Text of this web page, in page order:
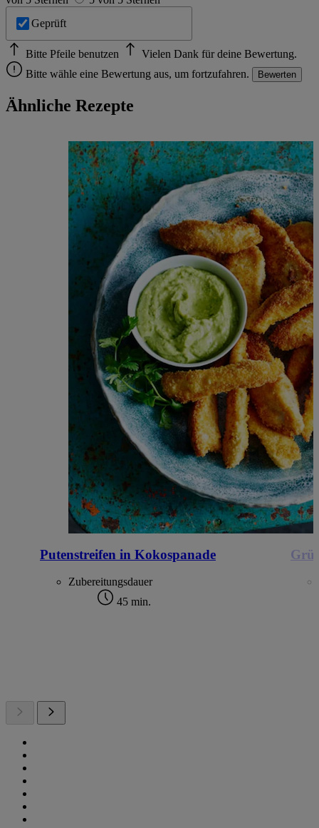
Geprüft
Bitte Pfeile benutzen
Vielen Dank für deine Bewertung.
Bitte wähle eine Bewertung aus, um fortzufahren.
Bewerten
Ähnliche Rezepte
Putenstreifen in Kokospanade
Zubereitungsdauer
45 min.